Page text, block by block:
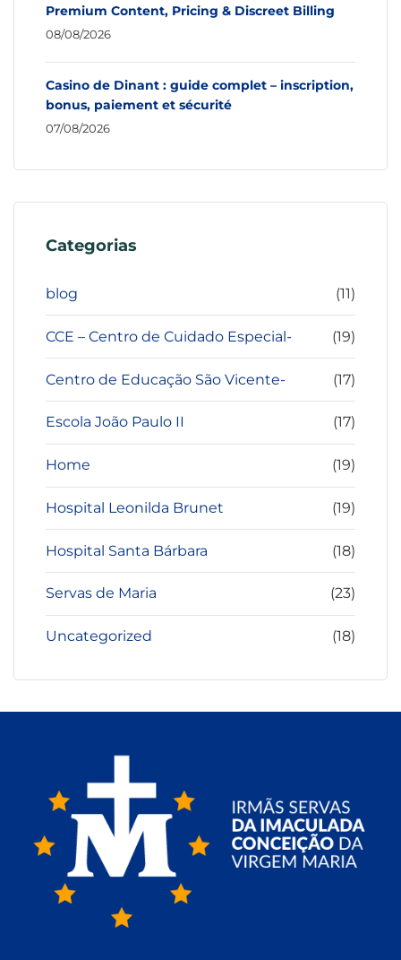
Premium Content, Pricing & Discreet Billing
08/08/2026
Casino de Dinant : guide complet – inscription,
bonus, paiement et sécurité
07/08/2026
Categorias
blog (11)
CCE – Centro de Cuidado Especial- (19)
Centro de Educação São Vicente- (17)
Escola João Paulo II (17)
Home (19)
Hospital Leonilda Brunet (19)
Hospital Santa Bárbara (18)
Servas de Maria (23)
Uncategorized (18)